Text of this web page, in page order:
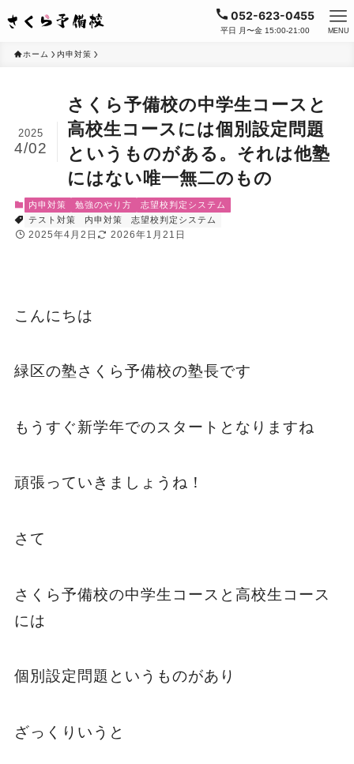
052-623-0455
平日 月〜金 15:00-21:00 MENU
ホーム 内申対策
さくら予備校の中学生コースと
高校生コースには個別設定問題
というものがある。それは他塾
にはない唯一無二のもの
2025
4/02
内申対策 勉強のやり方
志望校判定システム
テスト対策
内申対策 志望校判定システム
2025年4月2日 2026年1月21日
こんにちは
緑区の塾さくら予備校の塾長です
もうすぐ新学年でのスタートとなりますね
頑張っていきましょうね！
さて
さくら予備校の中学生コースと高校生コース
には
個別設定問題というものがあり
ざっくりいうと